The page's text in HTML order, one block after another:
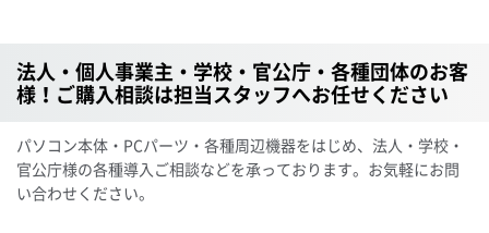
法人・個人事業主・学校・官公庁・各種団体のお客
様！ご購入相談は担当スタッフへお任せください
パソコン本体・PCパーツ・各種周辺機器をはじめ、法人・学校・
官公庁様の各種導入ご相談などを承っております。お気軽にお問
い合わせください。